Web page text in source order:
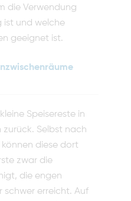
die Verwendung
ist und welche
geeignet ist.
Speisereste in
zurück. Selbst nach
diese dort
zwar die
die engen
schwer erreicht. Auf